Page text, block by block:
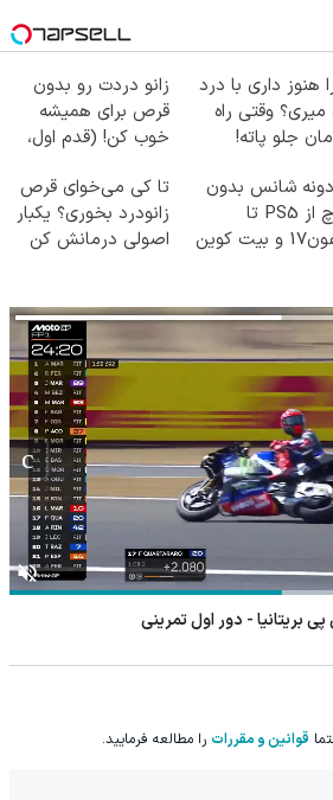
هنوز داری با درد
میری؟ وقتی راه
جلو پاته!
زانو دردت رو بدون
قرص برای همیشه
خوب کن! (قدم اول،
شانس بدون
پوچ از PS5 تا
آیفون17 و بیت کوین
تا کی می‌خوای قرص
زانودرد بخوری؟ یکبار
اصولی درمانش کن
بریتانیا - دور اول تمرینی
قوانین و مقررات را مطالعه فرمایید.